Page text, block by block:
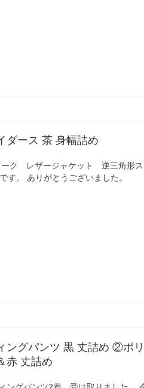
ダース 茶 身幅詰め
ク レザージャケット 逆三角形ス
す。 ありがとうございました。
ングパンツ 黒 丈詰め ②ポ
赤 丈詰め